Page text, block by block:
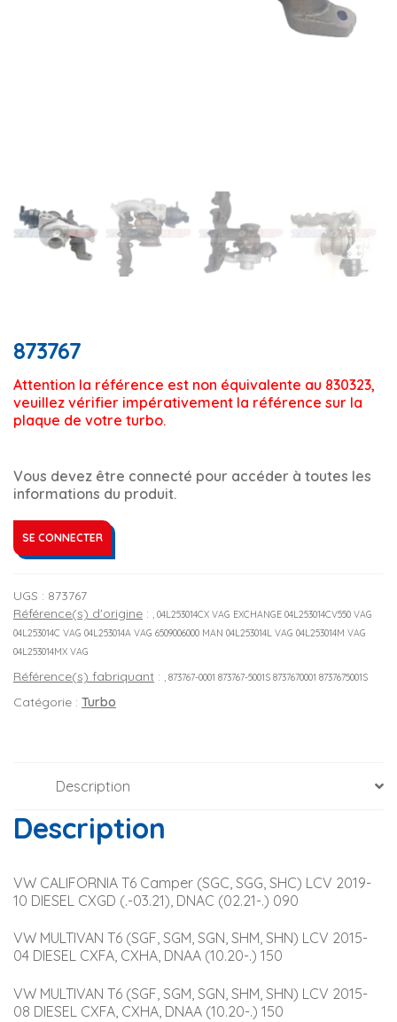
873767
Attention la référence est non équivalente au 830323,
veuillez vérifier impérativement la référence sur la
plaque de votre turbo.
Vous devez être connecté pour accéder à toutes les
informations du produit.
SE CONNECTER
UGS : 873767
Référence(s) d'origine : , 04L253014CX VAG EXCHANGE 04L253014CV550 VAG
04L253014C VAG 04L253014A VAG 6509006000 MAN 04L253014L VAG 04L253014M VAG
04L253014MX VAG
Référence(s) fabriquant : , 873767-0001 873767-5001S 8737670001 8737675001S
Catégorie : Turbo
Description
Description
VW CALIFORNIA T6 Camper (SGC, SGG, SHC) LCV 2019-
10 DIESEL CXGD (.-03.21), DNAC (02.21-.) 090
VW MULTIVAN T6 (SGF, SGM, SGN, SHM, SHN) LCV 2015-
04 DIESEL CXFA, CXHA, DNAA (10.20-.) 150
VW MULTIVAN T6 (SGF, SGM, SGN, SHM, SHN) LCV 2015-
08 DIESEL CXFA, CXHA, DNAA (10.20-.) 150